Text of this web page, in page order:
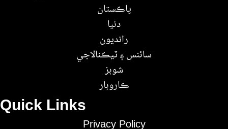
Quick Links
Privacy Policy
پاڪستان
دنيا
رانديون
سائنس ۽ ٽيڪنالاجي
شوبز
ڪاروبار